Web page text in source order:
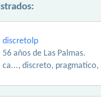
discretolp
56 años de Las Palmas.
ca..., discreto, pragmatico,